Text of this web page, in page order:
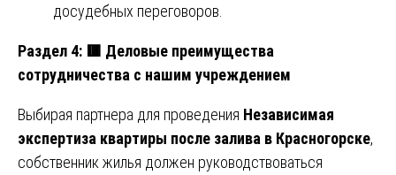
досудебных переговоров.
Раздел 4: 🟥 Деловые преимущества
сотрудничества с нашим учреждением
Выбирая партнера для проведения Независимая
экспертиза квартиры после залива в Красногорске,
собственник жилья должен руководствоваться